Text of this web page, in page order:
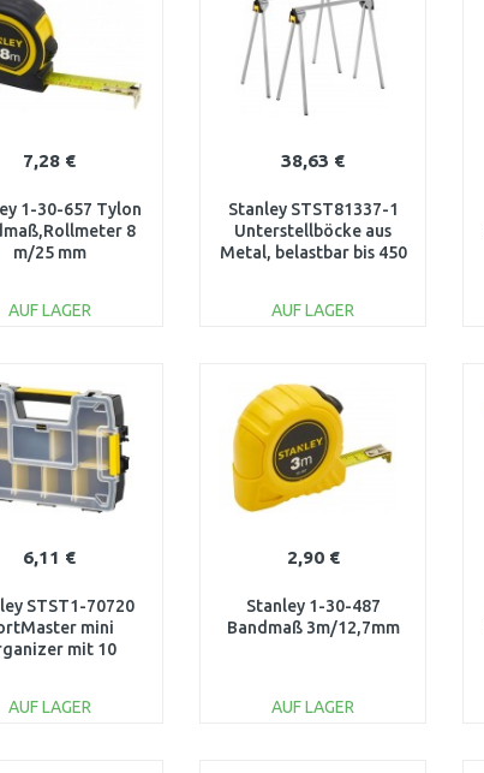
Vergleichen Vergleichen
7,28 €
1-30-657 Tylon
8
m/25 mm
AUF LAGER
Vergleichen
38,63 €
Stanley STST81337-1
Unterstellböcke aus
Metal, belastbar bis 450
AUF LAGER
Vergleichen
6,11 €
STST1-70720
mini
mit 10
AUF LAGER
2,90 €
Stanley 1-30-487
Bandmaß 3m/12,7mm
AUF LAGER